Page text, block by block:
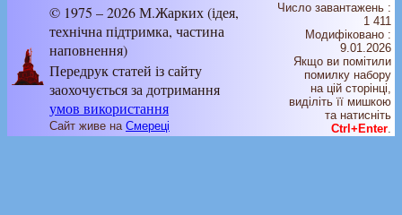
© 1975 – 2026 М.Жарких (ідея,
технічна підтримка, частина
наповнення)
Передрук статей із сайту
заохочується за дотримання
умов використання
Сайт живе на Смереці
Число завантажень :
1 411
Модифіковано :
9.01.2026
Якщо ви помітили
помилку набору
на цiй сторiнцi,
видiлiть її мишкою
та натисніть
Ctrl+Enter.